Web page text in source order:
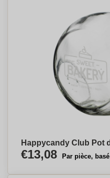
Happycandy Club Pot
€13,08 Par pièce,